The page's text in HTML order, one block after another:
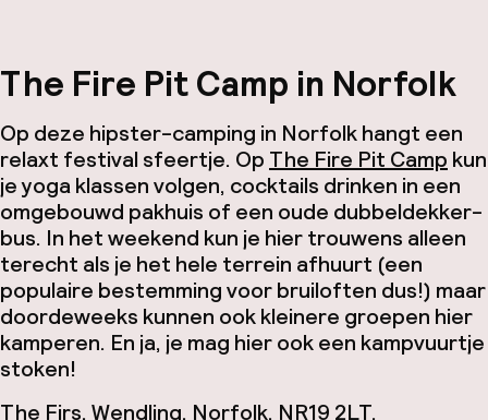
The Fire Pit Camp in Norfolk
Op deze hipster-camping in Norfolk hangt een
relaxt festival sfeertje. Op The Fire Pit Camp kun
je yoga klassen volgen, cocktails drinken in een
omgebouwd pakhuis of een oude dubbeldekker-
bus. In het weekend kun je hier trouwens alleen
terecht als je het hele terrein afhuurt (een
populaire bestemming voor bruiloften dus!) maar
doordeweeks kunnen ook kleinere groepen hier
kamperen. En ja, je mag hier ook een kampvuurtje
stoken!
The Firs, Wendling, Norfolk, NR19 2LT.